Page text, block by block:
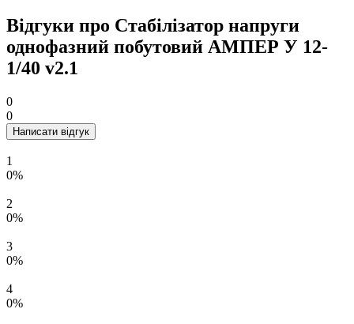
Відгуки про Стабілізатор напруги
однофазний побутовий АМПЕР У 12-
1/40 v2.1
0
0
Написати відгук
1
0%
2
0%
3
0%
4
0%